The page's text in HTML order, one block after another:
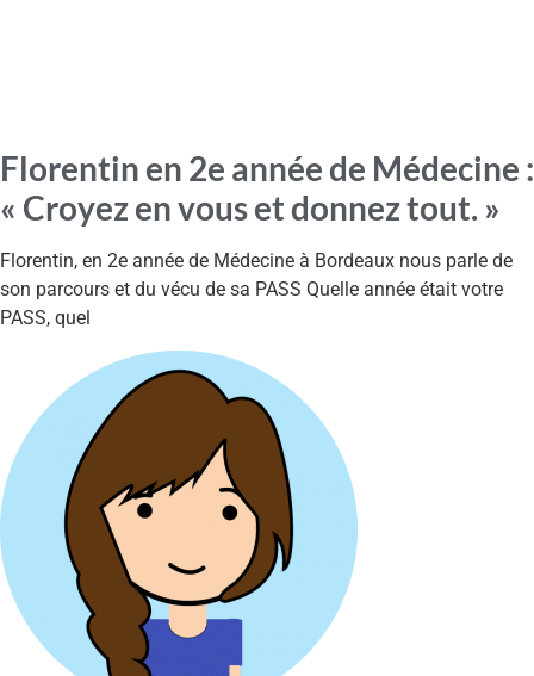
Florentin en 2e année de Médecine :
« Croyez en vous et donnez tout. »
Florentin, en 2e année de Médecine à Bordeaux nous parle de
son parcours et du vécu de sa PASS Quelle année était votre
PASS, quel